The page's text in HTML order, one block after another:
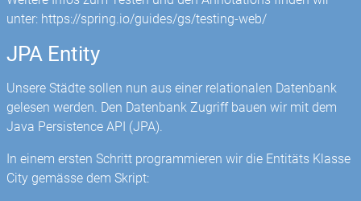
unter: https://spring.io/guides/gs/testing-web/
JPA Entity
Unsere Städte sollen nun aus einer relationalen Datenbank
gelesen werden. Den Datenbank Zugriff bauen wir mit dem
Java Persistence API (JPA).
In einem ersten Schritt programmieren wir die Entitäts Klasse
City gemässe dem Skript: